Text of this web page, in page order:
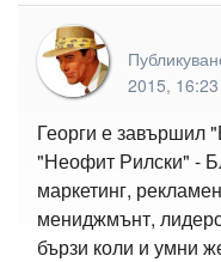
2015, 16:23
Георги е завършил
"Неофит Рилски" -
маркетинг,
мениджмънт,
бързи коли и умни